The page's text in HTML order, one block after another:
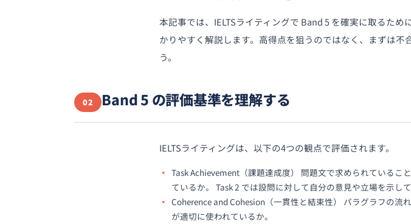
本記事では、IELTSライティングで Band 5 を確実に取るた
かりやすく解説します。高得点を狙うのではなく、まずは
う。
02 Band 5 の評価基準を理解する
IELTSライティングは、以下の4つの観点で評価されます。
Task Achievement（課題達成度） 問題文で求められているこ
ているか。 Task 2 では設問に対して自分の意見や立場を示して
Coherence and Cohesion（一貫性と結束性） パラグラフの流
が適切に使われているか。